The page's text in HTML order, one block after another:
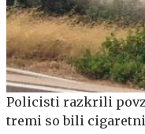
Policisti razkrili
tremi so bili